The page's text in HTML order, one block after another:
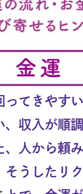
てきやすい
、収入が順
、人から頼
そうしたリ